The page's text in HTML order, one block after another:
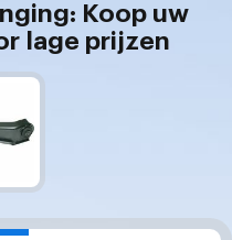
Koop uw
lage prijzen